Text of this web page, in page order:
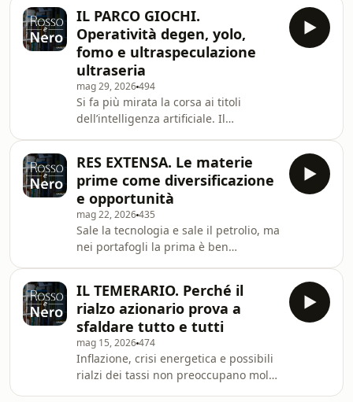
un quadro di piena occupazione e di
disavanzi pubblici sotto controllo ma
elevati.
IL PARCO GIOCHI.
Operatività degen, yolo,
fomo e ultraspeculazione
ultraseria
mag 29, 2026494
Si fa più mirata la corsa ai titoli
dell’intelligenza artificiale. Il
del Covid, ma con molto maggiore
maturità e consapevolezza. Un
peccato, se si mantiene la dovuta
prudenza, voltare le spalle al
fenomeno.
RES EXTENSA. Le materie
prime come diversificazione
e opportunità
mag 22, 2026435
Sale la tecnologia e sale il petrolio, ma
nei portafogli la prima è ben
settori può essere in realtà una buona
diversificazione.
IL TEMERARIO. Perché il
rialzo azionario prova a
sfaldare tutto e tutti
mag 15, 2026474
Inflazione, crisi energetica e possibili
rialzi dei tassi non preoccupano molto